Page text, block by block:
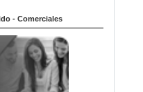
- Comerciales